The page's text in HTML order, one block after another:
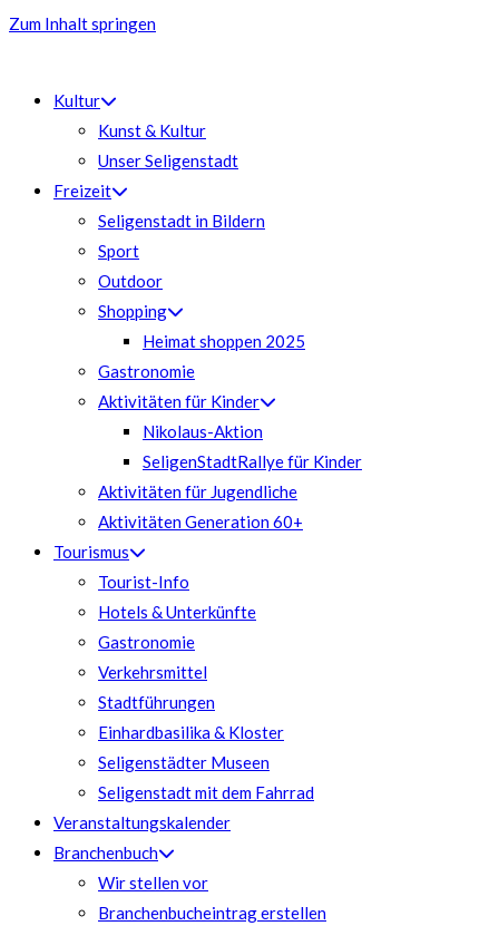
Zum Inhalt springen
Kultur
Kunst & Kultur
Unser Seligenstadt
Freizeit
Seligenstadt in Bildern
Sport
Outdoor
Shopping
Heimat shoppen 2025
Gastronomie
Aktivitäten für Kinder
Nikolaus-Aktion
SeligenStadtRallye für Kinder
Aktivitäten für Jugendliche
Aktivitäten Generation 60+
Tourismus
Tourist-Info
Hotels & Unterkünfte
Gastronomie
Verkehrsmittel
Stadtführungen
Einhardbasilika & Kloster
Seligenstädter Museen
Seligenstadt mit dem Fahrrad
Veranstaltungskalender
Branchenbuch
Wir stellen vor
Branchenbucheintrag erstellen